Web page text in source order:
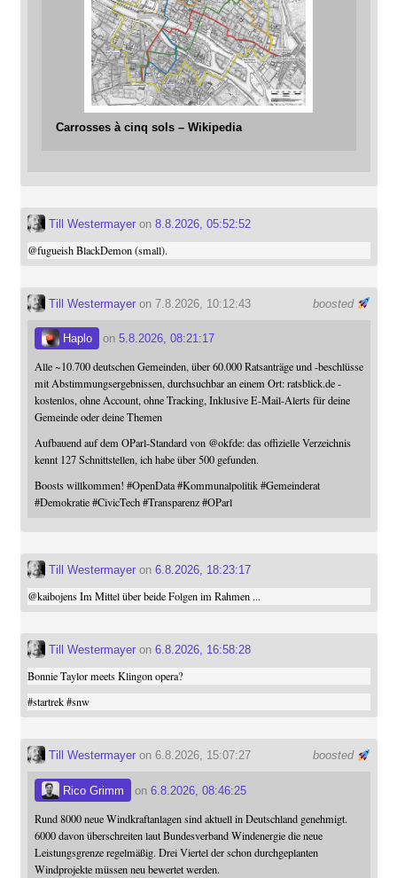
Carrosses à cinq sols – Wikipedia
Till Westermayeron 8.8.2026, 05:52:52
@fugueishBlackDemon (small).
boosted
Till Westermayeron 7.8.2026, 10:12:43
Haplo on 5.8.2026, 08:21:17
Alle ~10.700 deutschen Gemeinden, über 60.000 Ratsanträge und -beschlüsse
mit Abstimmungsergebnissen, durchsuchbar an einem Ort: ratsblick.de -
kostenlos, ohne Account, ohne Tracking, Inklusive E-Mail-Alerts für deine
Gemeinde oder deine Themen
Aufbauend auf dem OParl-Standard von @okfde: das offizielle Verzeichnis
kennt 127 Schnittstellen, ich habe über 500 gefunden.
Boosts willkommen! #OpenData #Kommunalpolitik #Gemeinderat
#Demokratie #CivicTech #Transparenz #OParl
Till Westermayeron 6.8.2026, 18:23:17
@kaibojensIm Mittel über beide Folgen im Rahmen ...
Till Westermayeron 6.8.2026, 16:58:28
Bonnie Taylor meets Klingon opera?
#startrek #snw
boosted
Till Westermayeron 6.8.2026, 15:07:27
Rico Grimm on 6.8.2026, 08:46:25
Rund 8000 neue Windkraftanlagen sind aktuell in Deutschland genehmigt.
6000 davon überschreiten laut Bundesverband Windenergie die neue
Leistungsgrenze regelmäßig. Drei Viertel der schon durchgeplanten
Windprojekte müssen neu bewertet werden.